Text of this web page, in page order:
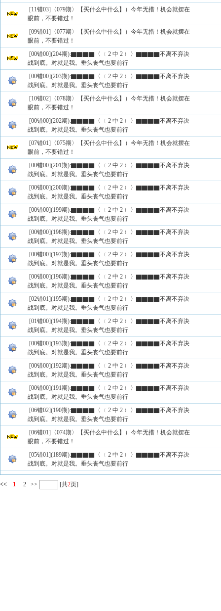
[11错03]〈079期〉【买什么中什么】）今年无措！机会就摆在
眼前，不要错过！
[09错01]〈077期〉【买什么中什么】）今年无措！机会就摆在
眼前，不要错过！
[00错00](204期):▇▇▇▇〈 ﹛2 中 2﹜ 〉▇▇▇▇不离不弃决
战到底。对就是我。垂头丧气也要前行
[00错00](203期):▇▇▇▇〈 ﹛2 中 2﹜ 〉▇▇▇▇不离不弃决
战到底。对就是我。垂头丧气也要前行
[10错02]〈078期〉【买什么中什么】）今年无措！机会就摆在
眼前，不要错过！
[00错00](202期):▇▇▇▇〈 ﹛2 中 2﹜ 〉▇▇▇▇不离不弃决
战到底。对就是我。垂头丧气也要前行
[07错01]〈075期〉【买什么中什么】）今年无措！机会就摆在
眼前，不要错过！
[00错00](201期):▇▇▇▇〈 ﹛2 中 2﹜ 〉▇▇▇▇不离不弃决
战到底。对就是我。垂头丧气也要前行
[00错00](200期):▇▇▇▇〈 ﹛2 中 2﹜ 〉▇▇▇▇不离不弃决
战到底。对就是我。垂头丧气也要前行
[00错00](199期):▇▇▇▇〈 ﹛2 中 2﹜ 〉▇▇▇▇不离不弃决
战到底。对就是我。垂头丧气也要前行
[00错00](198期):▇▇▇▇〈 ﹛2 中 2﹜ 〉▇▇▇▇不离不弃决
战到底。对就是我。垂头丧气也要前行
[00错00](197期):▇▇▇▇〈 ﹛2 中 2﹜ 〉▇▇▇▇不离不弃决
战到底。对就是我。垂头丧气也要前行
[00错00](196期):▇▇▇▇〈 ﹛2 中 2﹜ 〉▇▇▇▇不离不弃决
战到底。对就是我。垂头丧气也要前行
[02错01](195期):▇▇▇▇〈 ﹛2 中 2﹜ 〉▇▇▇▇不离不弃决
战到底。对就是我。垂头丧气也要前行
[01错00](194期):▇▇▇▇〈 ﹛2 中 2﹜ 〉▇▇▇▇不离不弃决
战到底。对就是我。垂头丧气也要前行
[00错00](193期):▇▇▇▇〈 ﹛2 中 2﹜ 〉▇▇▇▇不离不弃决
战到底。对就是我。垂头丧气也要前行
[00错00](192期):▇▇▇▇〈 ﹛2 中 2﹜ 〉▇▇▇▇不离不弃决
战到底。对就是我。垂头丧气也要前行
[00错00](191期):▇▇▇▇〈 ﹛2 中 2﹜ 〉▇▇▇▇不离不弃决
战到底。对就是我。垂头丧气也要前行
[06错02](190期):▇▇▇▇〈 ﹛2 中 2﹜ 〉▇▇▇▇不离不弃决
战到底。对就是我。垂头丧气也要前行
[06错01]〈074期〉【买什么中什么】）今年无措！机会就摆在
眼前，不要错过！
[05错01](189期):▇▇▇▇〈 ﹛2 中 2﹜ 〉▇▇▇▇不离不弃决
战到底。对就是我。垂头丧气也要前行
<< 1 2 >> [共2页]